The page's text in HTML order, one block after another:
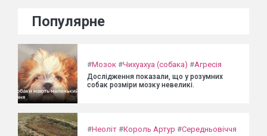
Популярне
#Мозок #Чихуахуа (собака) #Агресія
Дослідження показали, що у розумних
собак розміри мозку невеликі.
#Неоліт #Король Артур #Середньовіччя